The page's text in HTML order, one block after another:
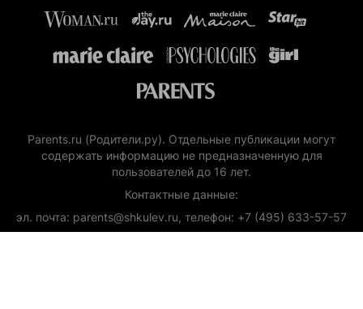
Parents.ru (Родители.ру). Отдельные публикации могут
содержать информацию не предназначенную для
пользователей до 16 лет.
Контактные данные:
эл. почта: parents@shkulev.ru, телефон: +7 (495) 633-57-57